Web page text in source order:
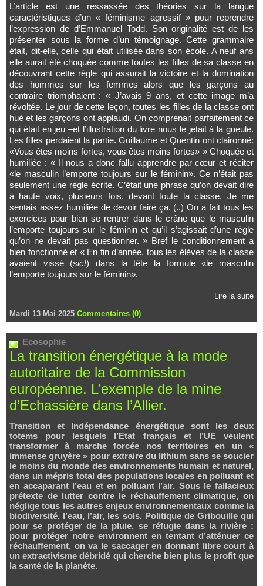
L’article est une ressassée des théories sur la langue
caractéristiques d’un « féminisme agressif » pour reprendre
l’expression de d’Emmanuel Todd. Son originalité est de les
présenter sous la forme d’un témoignage. Cette grammaire
était, dit-elle, celle qui était utilisée dans son école. A neuf ans
elle aurait été choquée comme toutes les filles de sa classe en
découvrant cette règle qui assurait la victoire et la domination
des hommes sur les femmes alors que les garçons au
contraire triomphaient : « J’avais 9 ans, et cette image m’a
révoltée. Le jour de cette leçon, toutes les filles de la classe ont
hué et les garçons ont applaudi. On comprenait parfaitement ce
qui était en jeu –et l’illustration du livre nous le jetait à la gueule.
Les filles perdaient la partie. Guillaume et Quentin ont claironné:
«Vous êtes moins fortes, vous êtes moins fortes» » Choquée et
humiliée : « Il nous a donc fallu apprendre par cœur et réciter
«le masculin l’emporte toujours sur le féminin». Ce n’était pas
seulement une règle écrite. C’était une phrase qu’on devait dire
à haute voix, plusieurs fois, devant toute la classe. Je me
sentais assez humiliée de devoir faire ça. (..) On a fait tous les
exercices pour bien se rentrer dans le crâne que le masculin
l’emporte toujours sur le féminin et qu’il s’agissait d’une règle
qu’on ne devait pas questionner. » Bref le conditionnement a
bien fonctionné et « En fin d’année, tous les élèves de la classe
avaient vissé (sic!) dans la tête la formule «le masculin
l’emporte toujours sur le féminin».
Lire la suite
Mardi 13 Mai 2025 Commentaires (0)
Ecosophie
La transition énergétique à la mode
autoritaire de la Commission
européenne. L’exemple de la mine
d’Echassière dans l’Allier.
Transition et Indépendance énergétique sont les deux
totems pour lesquels l’Etat français et l’UE veulent
transformer à marche forcée nos territoires en un «
immense gruyère » pour extraire du lithium sans se soucier
le moins du monde des environnements humain et naturel,
dans un mépris total des populations locales en polluant et
en accaparant l’eau et en polluant l’air. Sous le fallacieux
prétexte de lutter contre le réchauffement climatique, on
néglige tous les autres enjeux environnementaux comme la
biodiversité, l’eau, l’air, les sols. Politique de Gribouille qui
pour se protéger de la pluie, se réfugie dans la rivière :
pour protéger notre environnent en tentant d’atténuer ce
réchauffement, on va le saccager en donnant libre court à
un extractivisme débridé qui cherche bien plus le profit que
la santé de la planète.